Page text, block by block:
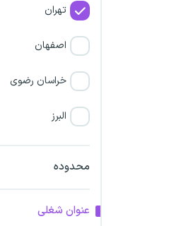
تهران
اصفهان
خراسان رضوی
البرز
محدوده
عنوان شغلی